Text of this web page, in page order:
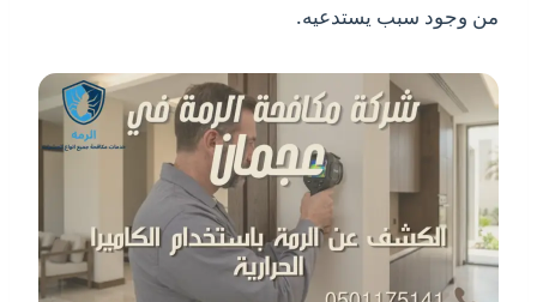
من وجود سبب يستدعيه.